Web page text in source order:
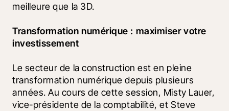
meilleure que la 3D.
Transformation numérique : maximiser votre
investissement
Le secteur de la construction est en pleine
transformation numérique depuis plusieurs
années. Au cours de cette session, Misty Lauer,
vice-présidente de la comptabilité, et Steve